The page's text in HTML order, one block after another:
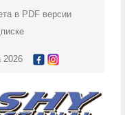
в PDF версии
2026